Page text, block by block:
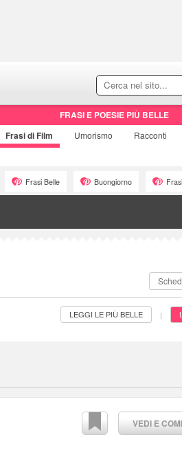
FRASI E POESIE PIÙ BELLE
Frasi di Film Umorismo Racconti
Frasi Belle Buongiorno
LEGGI LE PIÙ BELLE |
VEDI E